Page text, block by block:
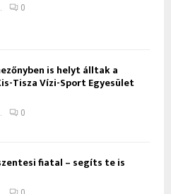
0
is helyt álltak a
Tisza Vízi-Sport Egyesület
0
fiatal – segíts te is